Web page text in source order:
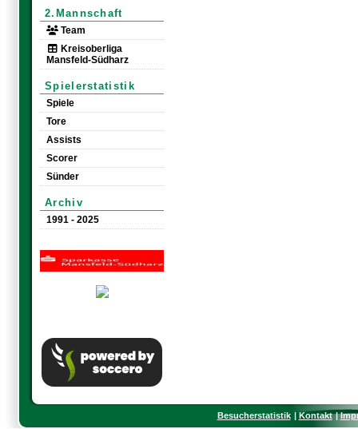
2.Mannschaft
Team
Kreisoberliga
Mansfeld-Südharz
Spielerstatistik
Spiele
Tore
Assists
Scorer
Sünder
Archiv
1991 - 2025
Besucherstatistik Kontakt